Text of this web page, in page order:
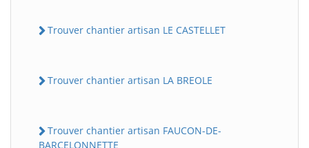
Trouver chantier artisan LE CASTELLET
Trouver chantier artisan LA BREOLE
Trouver chantier artisan FAUCON-DE-
BARCELONNETTE